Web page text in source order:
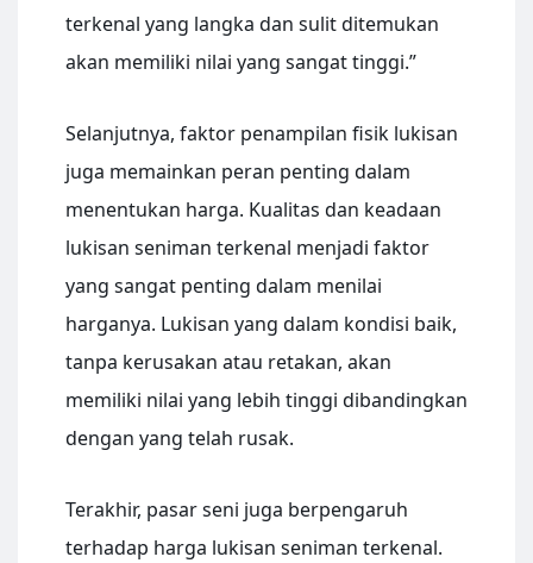
terkenal yang langka dan sulit ditemukan
akan memiliki nilai yang sangat tinggi.”
Selanjutnya, faktor penampilan fisik lukisan
juga memainkan peran penting dalam
menentukan harga. Kualitas dan keadaan
lukisan seniman terkenal menjadi faktor
yang sangat penting dalam menilai
harganya. Lukisan yang dalam kondisi baik,
tanpa kerusakan atau retakan, akan
memiliki nilai yang lebih tinggi dibandingkan
dengan yang telah rusak.
Terakhir, pasar seni juga berpengaruh
terhadap harga lukisan seniman terkenal.